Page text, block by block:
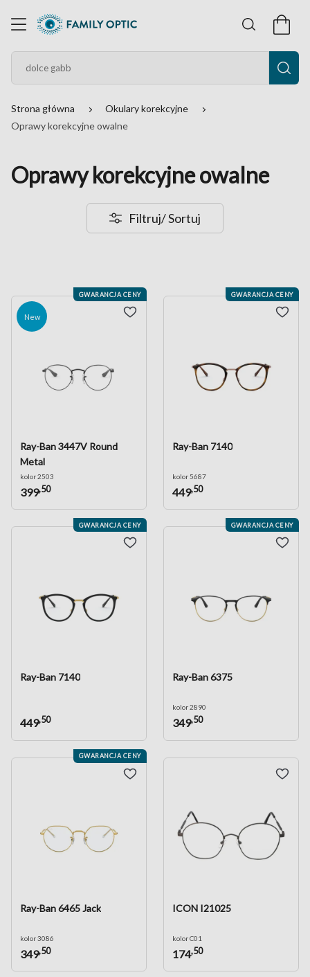
Strona główna
Okulary korekcyjne
Oprawy korekcyjne owalne
Oprawy korekcyjne owalne
Filtruj/ Sortuj
New
GWARANCJA CENY
Ray-Ban 3447V Round
Metal
kolor 2503
399,50
GWARANCJA CENY
Ray-Ban 7140
kolor 5687
449,50
GWARANCJA CENY
Ray-Ban 7140
449,50
GWARANCJA CENY
Ray-Ban 6375
kolor 2890
349,50
GWARANCJA CENY
Ray-Ban 6465 Jack
kolor 3086
349,50
ICON I21025
kolor C01
174,50